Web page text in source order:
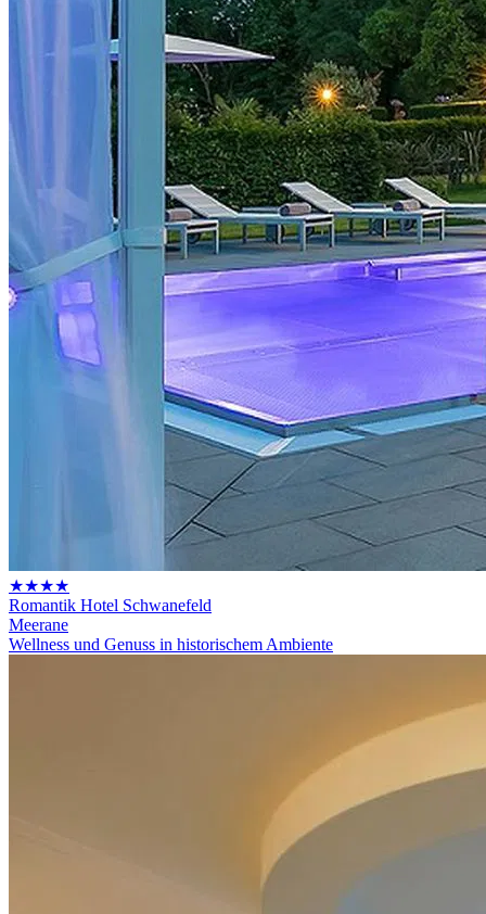
★★★★
Romantik Hotel Schwanefeld
Meerane
Wellness und Genuss in historischem Ambiente